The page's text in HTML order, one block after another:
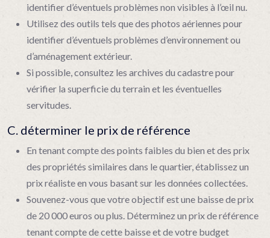
identifier d’éventuels problèmes non visibles à l’œil nu.
Utilisez des outils tels que des photos aériennes pour
identifier d’éventuels problèmes d’environnement ou
d’aménagement extérieur.
Si possible, consultez les archives du cadastre pour
vérifier la superficie du terrain et les éventuelles
servitudes.
C. déterminer le prix de référence
En tenant compte des points faibles du bien et des prix
des propriétés similaires dans le quartier, établissez un
prix réaliste en vous basant sur les données collectées.
Souvenez-vous que votre objectif est une baisse de prix
de 20 000 euros ou plus. Déterminez un prix de référence
tenant compte de cette baisse et de votre budget